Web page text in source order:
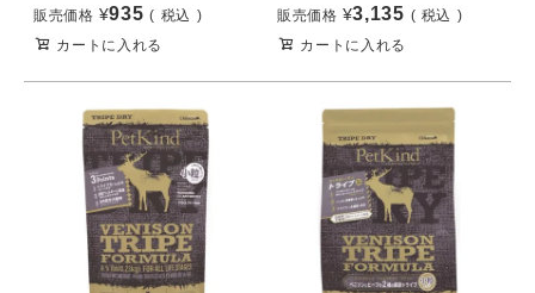
販売価格 ¥935
税込
カートに入れる
販売価格 ¥3,135
税込
カートに入れる